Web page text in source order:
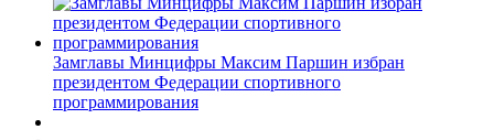
Замглавы Минцифры Максим Паршин избран
президентом Федерации спортивного
программирования